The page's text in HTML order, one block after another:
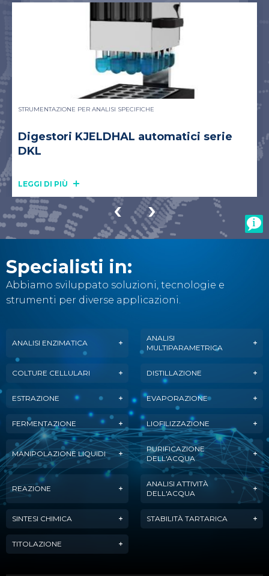
STRUMENTAZIONE PER ANALISI SPECIFICHE
Digestori KJELDHAL automatici serie
DKL
LEGGI DI PIÙ
Specialisti in:
Abbiamo sviluppato soluzioni, tecnologie e
strumenti per diverse applicazioni.
ANALISI ENZIMATICA
ANALISI
MULTIPARAMETRICA
COLTURE CELLULARI DISTILLAZIONE
ESTRAZIONE EVAPORAZIONE
FERMENTAZIONE LIOFILIZZAZIONE
MANIPOLAZIONE LIQUIDI
PURIFICAZIONE
DELL'ACQUA
REAZIONE
ANALISI ATTIVITÀ
DELL'ACQUA
SINTESI CHIMICA STABILITÀ TARTARICA
TITOLAZIONE